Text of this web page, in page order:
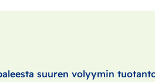
suuren volyymin